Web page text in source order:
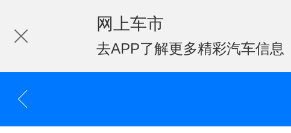
网上车市
去APP了解更多精彩汽车信息